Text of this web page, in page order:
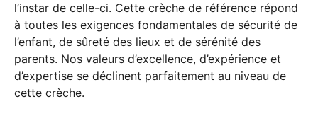
l’instar de celle-ci. Cette crèche de référence répond
à toutes les exigences fondamentales de sécurité de
l’enfant, de sûreté des lieux et de sérénité des
parents. Nos valeurs d’excellence, d’expérience et
d’expertise se déclinent parfaitement au niveau de
cette crèche.